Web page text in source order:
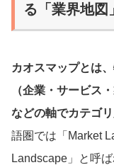
る「業界地図」
カオスマップとは
（企業・サービス
などの軸でカテゴ
語圏では「Market
Landscape」と呼